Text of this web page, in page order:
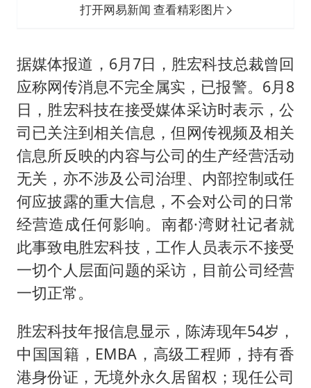
打开网易新闻 查看精彩图片
据媒体报道，6月7日，胜宏科技总裁曾回
应称网传消息不完全属实，已报警。6月8
日，胜宏科技在接受媒体采访时表示，公
司已关注到相关信息，但网传视频及相关
信息所反映的内容与公司的生产经营活动
无关，亦不涉及公司治理、内部控制或任
何应披露的重大信息，不会对公司的日常
经营造成任何影响。南都·湾财社记者就
此事致电胜宏科技，工作人员表示不接受
一切个人层面问题的采访，目前公司经营
一切正常。
胜宏科技年报信息显示，陈涛现年54岁，
中国国籍，EMBA，高级工程师，持有香
港身份证，无境外永久居留权；现任公司